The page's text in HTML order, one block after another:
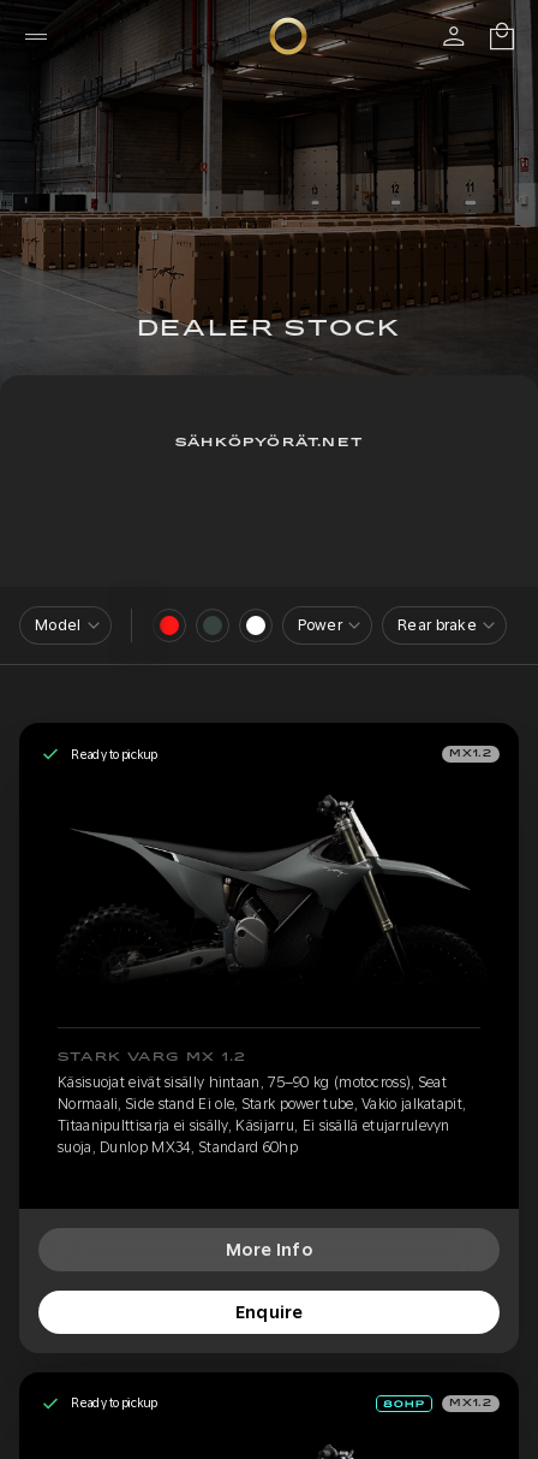
DEALER STOCK
SÄHKÖPYÖRÄT.NET
Model Power Rear brake
Ready to pickup MX1.2
STARK VARG MX 1.2
Käsisuojat eivät sisälly hintaan, 75–90 kg (motocross), Seat
Normaali, Side stand Ei ole, Stark power tube, Vakio jalkatapit,
Titaanipulttisarja ei sisälly, Käsijarru, Ei sisällä etujarrulevyn
suoja, Dunlop MX34, Standard 60hp
More Info
Enquire
Ready to pickup MX1.2